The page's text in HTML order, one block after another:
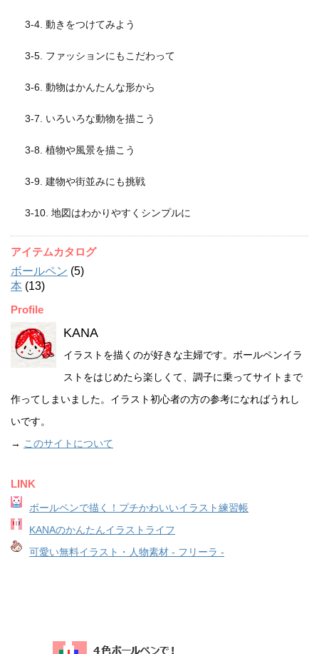
3-4. 動きをつけてみよう
3-5. ファッションにもこだわって
3-6. 動物はかんたんな形から
3-7. いろいろな動物を描こう
3-8. 植物や風景を描こう
3-9. 建物や街並みにも挑戦
3-10. 地図はわかりやすくシンプルに
アイテムカタログ
ボールペン (5)
本 (13)
Profile
KANA
イラストを描くのが好きな主婦です。ボールペンイラ
ストをはじめたら楽しくて、調子に乗ってサイトまで
作ってしまいました。イラスト初心者の方の参考になればうれし
いです。
→ このサイトについて
LINK
ボールペンで描く！プチかわいいイラスト練習帳
KANAのかんたんイラストライフ
可愛い無料イラスト・人物素材 - フリーラ -